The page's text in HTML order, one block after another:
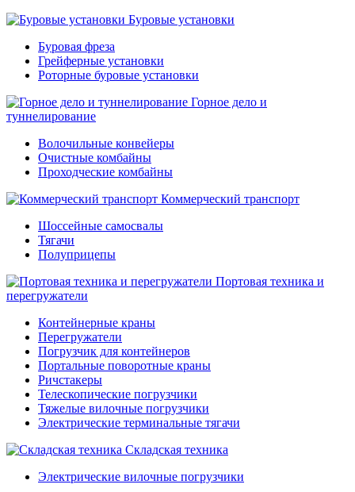
Буровые установки
Буровая фреза
Грейферные установки
Роторные буровые установки
Горное дело и
туннелирование
Волочильные конвейеры
Очистные комбайны
Проходческие комбайны
Коммерческий транспорт
Шоссейные самосвалы
Тягачи
Полуприцепы
Портовая техника и
перегружатели
Контейнерные краны
Перегружатели
Погрузчик для контейнеров
Портальные поворотные краны
Ричстакеры
Телескопические погрузчики
Тяжелые вилочные погрузчики
Электрические терминальные тягачи
Складская техника
Электрические вилочные погрузчики